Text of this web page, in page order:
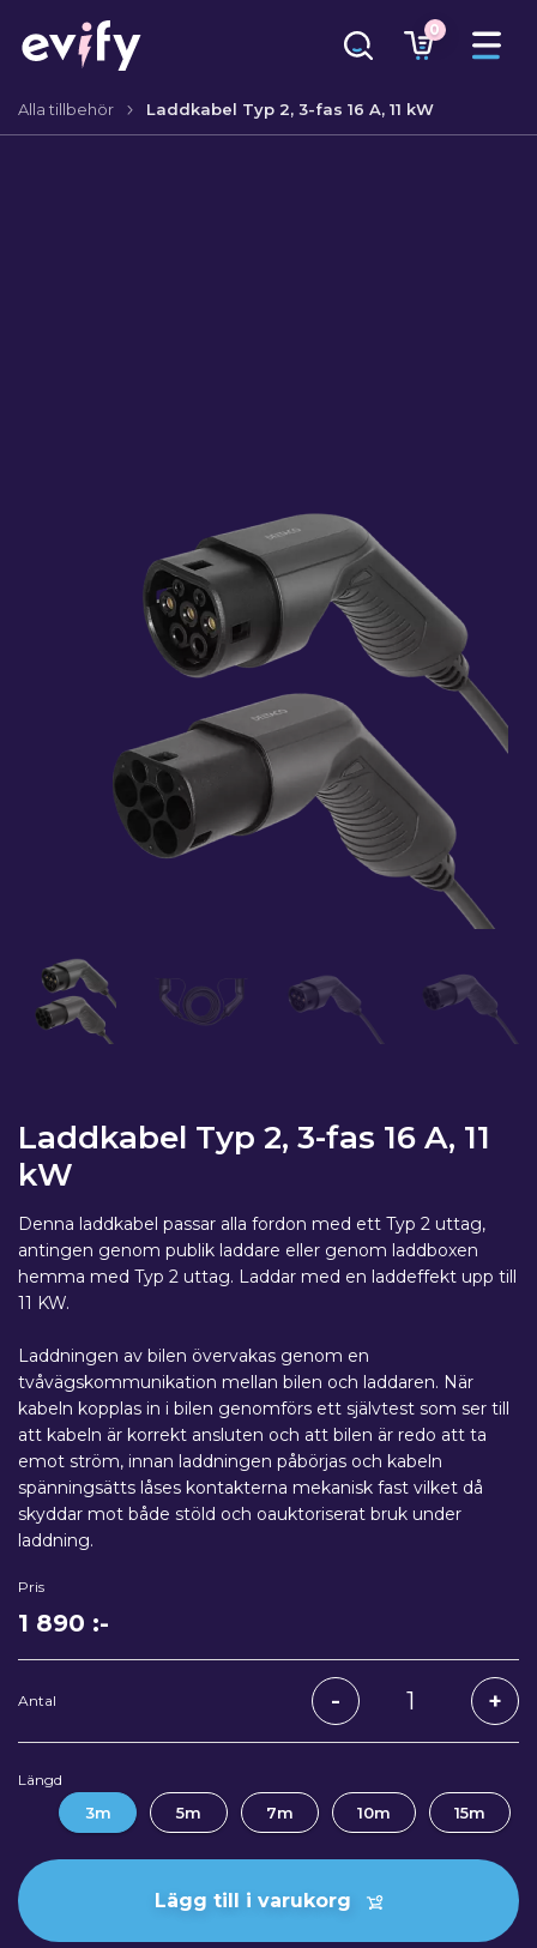
0
Alla tillbehör Laddkabel Typ 2, 3-fas 16 A, 11 kW
Laddkabel Typ 2, 3-fas 16 A, 11
kW
Denna laddkabel passar alla fordon med ett Typ 2 uttag,
antingen genom publik laddare eller genom laddboxen
hemma med Typ 2 uttag. Laddar med en laddeffekt upp till
11 KW.
Laddningen av bilen övervakas genom en
tvåvägskommunikation mellan bilen och laddaren. När
kabeln kopplas in i bilen genomförs ett självtest som ser till
att kabeln är korrekt ansluten och att bilen är redo att ta
emot ström, innan laddningen påbörjas och kabeln
spänningsätts låses kontakterna mekanisk fast vilket då
skyddar mot både stöld och oauktoriserat bruk under
laddning.
Pris
1 890 :-
Antal
Längd
3m 5m 7m 10m 15m
Lägg till i varukorg